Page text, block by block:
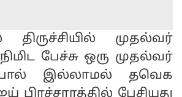
முதல்வர்
பேச்சு ஒரு முதல்வர்
போல் இல்லாமல் தவெக
பிரச்சாரத்தில் பேசியது